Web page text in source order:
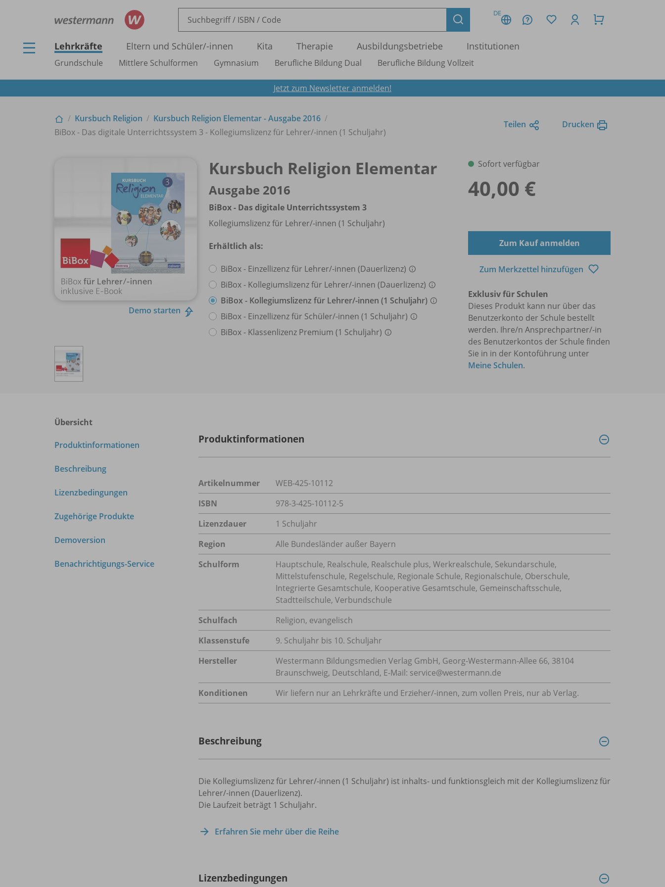
DE
Lehrkräfte Eltern und Schüler/-innen Kita Therapie Ausbildungsbetriebe Institutionen
Grundschule Mittlere Schulformen Gymnasium Berufliche Bildung Dual Berufliche Bildung Vollzeit
Jetzt zum Newsletter anmelden!
Kursbuch Religion
Kursbuch Religion Elementar - Ausgabe 2016
BiBox - Das digitale Unterrichtssystem 3 - Kollegiumslizenz für Lehrer/-innen (1 Schuljahr)
Teilen Drucken
Demo starten
Kursbuch Religion Elementar
Ausgabe 2016
BiBox - Das digitale Unterrichtssystem 3
Kollegiumslizenz für Lehrer/-innen (1 Schuljahr)
Erhältlich als:
BiBox - Einzellizenz für Lehrer/-innen (Dauerlizenz)
BiBox - Kollegiumslizenz für Lehrer/-innen (Dauerlizenz)
BiBox - Kollegiumslizenz für Lehrer/-innen (1 Schuljahr)
BiBox - Einzellizenz für Schüler/-innen (1 Schuljahr)
BiBox - Klassenlizenz Premium (1 Schuljahr)
Sofort verfügbar
40,00 €
Zum Kauf anmelden
Zum Merkzettel hinzufügen
Exklusiv für Schulen
Dieses Produkt kann nur über das
Benutzerkonto der Schule bestellt
werden. Ihre/n Ansprechpartner/-in
des Benutzerkontos der Schule finden
Sie in in der Kontoführung unter
Meine Schulen.
Übersicht
Produktinformationen
Beschreibung
Lizenzbedingungen
Zugehörige Produkte
Demoversion
Benachrichtigungs-Service
Produktinformationen
Artikelnummer
WEB-425-10112
ISBN
978-3-425-10112-5
Lizenzdauer
1 Schuljahr
Region
Alle Bundesländer außer Bayern
Schulform
Hauptschule, Realschule, Realschule plus, Werkrealschule, Sekundarschule,
Mittelstufenschule, Regelschule, Regionale Schule, Regionalschule, Oberschule,
Integrierte Gesamtschule, Kooperative Gesamtschule, Gemeinschaftsschule,
Stadtteilschule, Verbundschule
Schulfach
Religion, evangelisch
Klassenstufe
9. Schuljahr bis 10. Schuljahr
Hersteller
Westermann Bildungsmedien Verlag GmbH, Georg-Westermann-Allee 66, 38104
Braunschweig, Deutschland, E-Mail: service@westermann.de
Konditionen
Wir liefern nur an Lehrkräfte und Erzieher/-innen, zum vollen Preis, nur ab Verlag.
Beschreibung
Die Kollegiumslizenz für Lehrer/-innen (1 Schuljahr) ist inhalts- und funktionsgleich mit der Kollegiumslizenz für
Lehrer/-innen (Dauerlizenz).
Die Laufzeit beträgt 1 Schuljahr.
Erfahren Sie mehr über die Reihe
Lizenzbedingungen